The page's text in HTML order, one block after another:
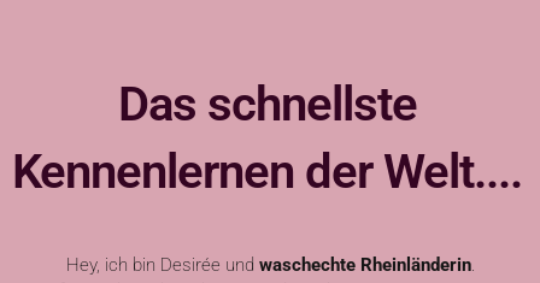
Das schnellste
Kennenlernen der Welt....
Hey, ich bin Desirée und waschechte Rheinländerin.